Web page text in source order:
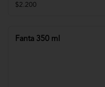
$2.200
Fanta 350 ml